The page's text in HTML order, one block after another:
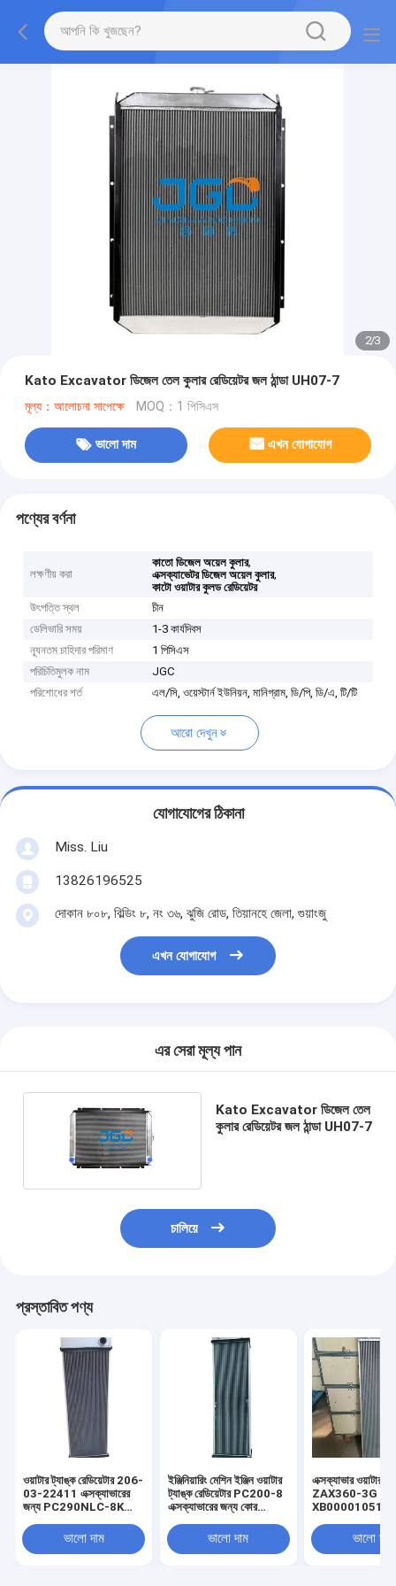
2/3
Kato Excavator ডিজেল তেল কুলার রেডিয়েটর জল ঠান্ডা UH07-7
মূল্য：আলোচনা সাপেক্ষে MOQ：1 পিসিএস
ভালো দাম এখন যোগাযোগ
পণ্যের বর্ণনা
লক্ষণীয় করা
কাতো ডিজেল অয়েল কুলার,
এক্সক্যাভেটর ডিজেল অয়েল কুলার,
কাটো ওয়াটার কুলড রেডিয়েটর
উৎপত্তি স্থল
চীন
ডেলিভারি সময়
1-3 কার্যদিবস
ন্যূনতম চাহিদার পরিমাণ
1 পিসিএস
পরিচিতিমুলক নাম
JGC
পরিশোধের শর্ত
এল/সি, ওয়েস্টার্ন ইউনিয়ন, মানিগ্রাম, ডি/পি, ডি/এ, টি/টি
আরো দেখুন
যোগাযোগের ঠিকানা
Miss. Liu
13826196525
দোকান ৮০৮, বিল্ডিং ৮, নং ৩৬, ঝুজি রোড, তিয়ানহে জেলা, গুয়াংজু
এখন যোগাযোগ
এর সেরা মূল্য পান
Kato Excavator ডিজেল তেল
কুলার রেডিয়েটর জল ঠান্ডা UH07-7
চালিয়ে
প্রস্তাবিত পণ্য
ওয়াটার ট্যাঙ্ক রেডিয়েটার 206-
03-22411 এক্সক্যাভারের
জন্য PC290NLC-8K
8
ভালো দাম
ইঞ্জিনিয়ারিং মেশিন ইঞ্জিন ওয়াটার
ট্যাঙ্ক রেডিয়েটার PC200-8
এক্সক্যাভারের জন্য কোর
ভালো দাম
এক্সক্যাভার ওয়াটার
ZAX360-3G
XB00001051
ভালো দাম